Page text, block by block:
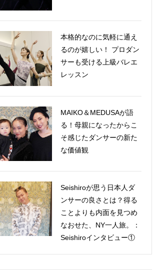
本格的なのに気軽に通え
るのが嬉しい！ プロダン
サーも受ける上級バレエ
レッスン
MAIKO＆MEDUSAが語
る！母親になったからこ
そ感じたダンサーの新た
な価値観
Seishiroが思う日本人ダ
ンサーの良さとは？得る
ことよりも内面を見つめ
なおせた、NY一人旅。：
Seishiroインタビュー①